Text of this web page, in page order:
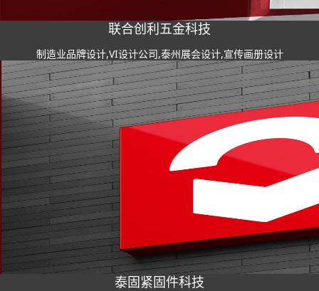
联合创利五金科技
制造业品牌设计,VI设计公司,泰州展会设计,宣传画册设计
泰固紧固件科技